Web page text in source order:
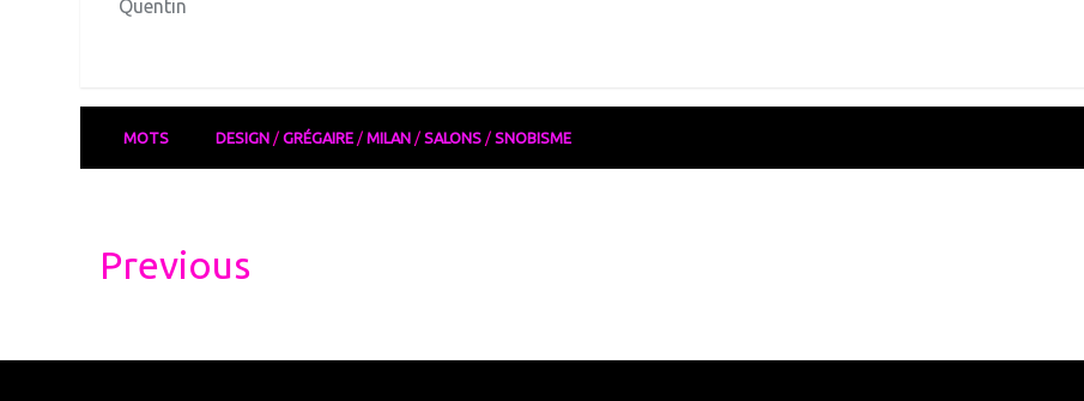
Quentin
MOTS DESIGN /GRÉGAIRE /MILAN /SALONS /SNOBISME
Post
navigation
Previous